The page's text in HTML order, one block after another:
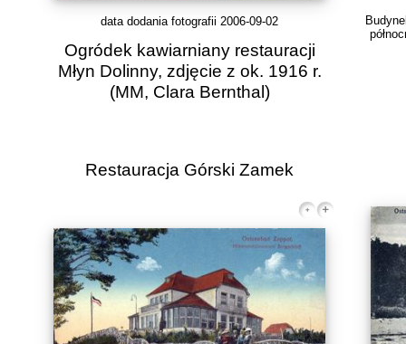
data dodania fotografii 2006-09-02
Ogródek kawiarniany restauracji
Młyn Dolinny, zdjęcie z ok. 1916 r.
(MM, Clara Bernthal)
Restauracja Górski Zamek